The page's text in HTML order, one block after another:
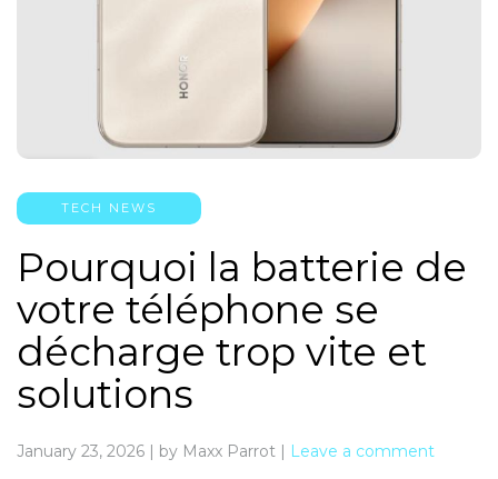
TECH NEWS
Pourquoi la batterie de
votre téléphone se
décharge trop vite et
solutions
January 23, 2026 | by Maxx Parrot | Leave a comment